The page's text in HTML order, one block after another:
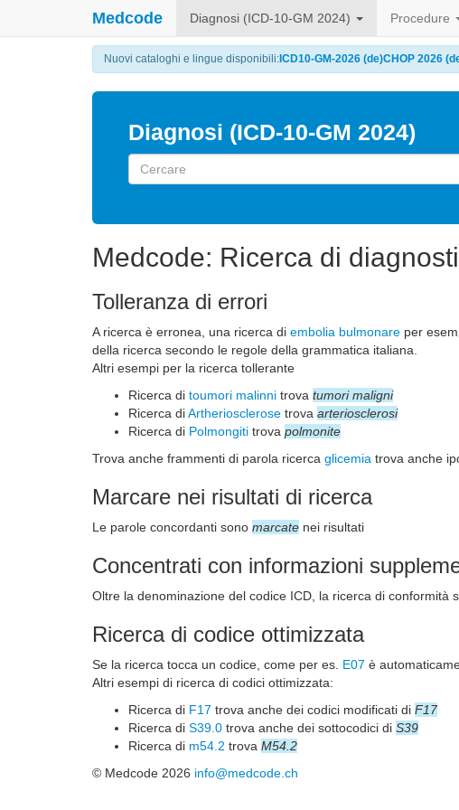
Medcode Diagnosi (ICD-10-GM 2024) Procedure
Nuovi cataloghi e lingue disponibili: ICD10-GM-2026 (de)CHOP 2026
Diagnosi (ICD-10-GM 2024)
Medcode: Ricerca di
Tolleranza di errori
A ricerca è erronea, una ricerca di embolia bulmonare per
della ricerca secondo le regole della grammatica italiana.
Altri esempi per la ricerca tollerante
Ricerca di toumori malinni trova tumori maligni
Ricerca diArtheriosclerose trova arteriosclerosi
Ricerca di Polmongiti trova polmonite
Trova anche frammenti di parola ricerca glicemia trova anche
Marcare nei risultati di ricerca
Le parole concordanti sono marcate nei risultati
Concentrati con informazioni
Oltre la denominazione del codice ICD, la ricerca di conformità
Ricerca di codice ottimizzata
Se la ricerca tocca un codice, come per es. E07 è
Altri esempi di ricerca di codici ottimizzata:
Ricerca di F17 trova anche dei codici modificati di F17
Ricerca di S39.0 trova anche dei sottocodici di S39
Ricerca di m54.2 trova M54.2
© Medcode 2026 info@medcode.ch